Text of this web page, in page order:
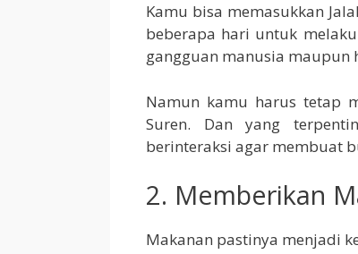
Kamu bisa memasukkan
beberapa hari untuk
gangguan manusia maupun
Namun kamu harus tetap
Suren. Dan yang
berinteraksi agar membuat
2. Memberikan
Makanan pastinya menjadi